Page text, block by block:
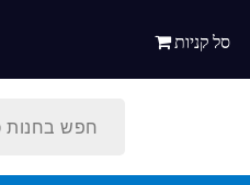
סל קניות